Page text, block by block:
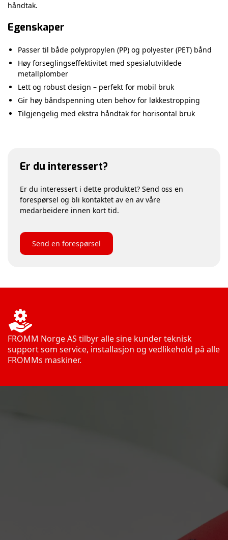
håndtak.
Egenskaper
Passer til både polypropylen (PP) og polyester (PET) bånd
Høy forseglingseffektivitet med spesialutviklede
metallplomber
Lett og robust design – perfekt for mobil bruk
Gir høy båndspenning uten behov for løkkestropping
Tilgjengelig med ekstra håndtak for horisontal bruk
Er du interessert?
Er du interessert i dette produktet? Send oss en
forespørsel og bli kontaktet av en av våre
medarbeidere innen kort tid.
Send en forespørsel
FROMM Norge AS tilbyr alle sine kunder teknisk
support som service, installasjon og vedlikehold på alle
FROMMs maskiner.